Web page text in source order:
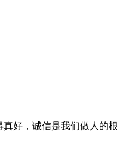
好，诚信是我们做人的